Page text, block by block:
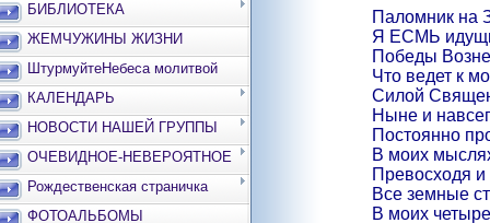
БИБЛИОТЕКА
ЖЕМЧУЖИНЫ ЖИЗНИ
ШтурмуйтеНебеса молитвой
КАЛЕНДАРЬ
НОВОСТИ НАШЕЙ ГРУППЫ
ОЧЕВИДНОЕ-НЕВЕРОЯТНОЕ
Рождественская страничка
ФОТОАЛЬБОМЫ
Паломник на
Я ЕСМЬ
Победы
Что ведет к
Силой
Ныне и
Постоянно
В моих
Превосходя и
Все земные
В моих